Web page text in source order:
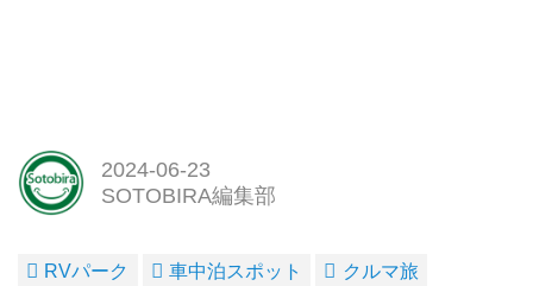
2024-06-23
SOTOBIRA編集部
RVパーク 車中泊スポット
クルマ旅